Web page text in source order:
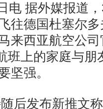
据外媒报道，
往德国杜塞尔
来西亚航空公
班上的家庭与
坚强。
发布新推文称